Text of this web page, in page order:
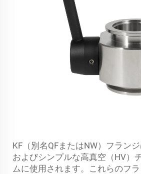
KF（別名QFまたはNW）フラン
およびシンプルな高真空（HV）
ムに使用されます。これらのフ